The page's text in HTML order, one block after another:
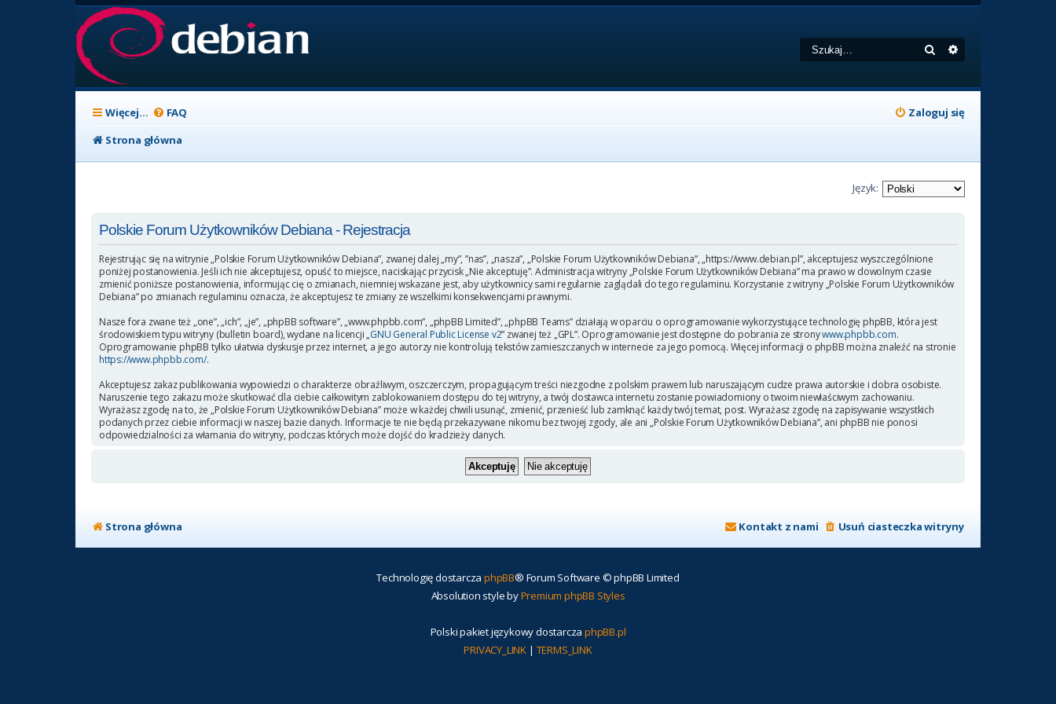
Szukaj
Więcej… FAQ
Zaloguj się
Strona główna
Język:
Polskie Forum Użytkowników Debiana - Rejestracja
Rejestrując się na witrynie „Polskie Forum Użytkowników Debiana”, zwanej dalej „my”, ”nas”, „nasza”, „Polskie Forum Użytkowników Debiana”, „https://www.debian.pl”, akceptujesz wyszczególnione
poniżej postanowienia. Jeśli ich nie akceptujesz, opuść to miejsce, naciskając przycisk „Nie akceptuję”. Administracja witryny „Polskie Forum Użytkowników Debiana” ma prawo w dowolnym czasie
zmienić poniższe postanowienia, informując cię o zmianach, niemniej wskazane jest, aby użytkownicy sami regularnie zaglądali do tego regulaminu. Korzystanie z witryny „Polskie Forum Użytkowników
Debiana” po zmianach regulaminu oznacza, że akceptujesz te zmiany ze wszelkimi konsekwencjami prawnymi.
Nasze fora zwane też „one”, „ich”, „je”, „phpBB software”, „www.phpbb.com”, „phpBB Limited”, „phpBB Teams” działają w oparciu o oprogramowanie wykorzystujące technologię phpBB, która jest
środowiskiem typu witryny (bulletin board), wydane na licencji „GNU General Public License v2” zwanej też „GPL”. Oprogramowanie jest dostępne do pobrania ze stronywww.phpbb.com.
Oprogramowanie phpBB tylko ułatwia dyskusje przez internet, a jego autorzy nie kontrolują tekstów zamieszczanych w internecie za jego pomocą. Więcej informacji o phpBB można znaleźć na stronie
https://www.phpbb.com/.
Akceptujesz zakaz publikowania wypowiedzi o charakterze obraźliwym, oszczerczym, propagującym treści niezgodne z polskim prawem lub naruszającym cudze prawa autorskie i dobra osobiste.
Naruszenie tego zakazu może skutkować dla ciebie całkowitym zablokowaniem dostępu do tej witryny, a twój dostawca internetu zostanie powiadomiony o twoim niewłaściwym zachowaniu.
Wyrażasz zgodę na to, że „Polskie Forum Użytkowników Debiana” może w każdej chwili usunąć, zmienić, przenieść lub zamknąć każdy twój temat, post. Wyrażasz zgodę na zapisywanie wszystkich
podanych przez ciebie informacji w naszej bazie danych. Informacje te nie będą przekazywane nikomu bez twojej zgody, ale ani „Polskie Forum Użytkowników Debiana”, ani phpBB nie ponosi
odpowiedzialności za włamania do witryny, podczas których może dojść do kradzieży danych.
Strona główna Usuń ciasteczka witryny
Kontakt z nami
Technologię dostarcza phpBB® Forum Software © phpBB Limited
Absolution style byPremium phpBB Styles
Polski pakiet językowy dostarcza phpBB.pl
PRIVACY_LINK | TERMS_LINK